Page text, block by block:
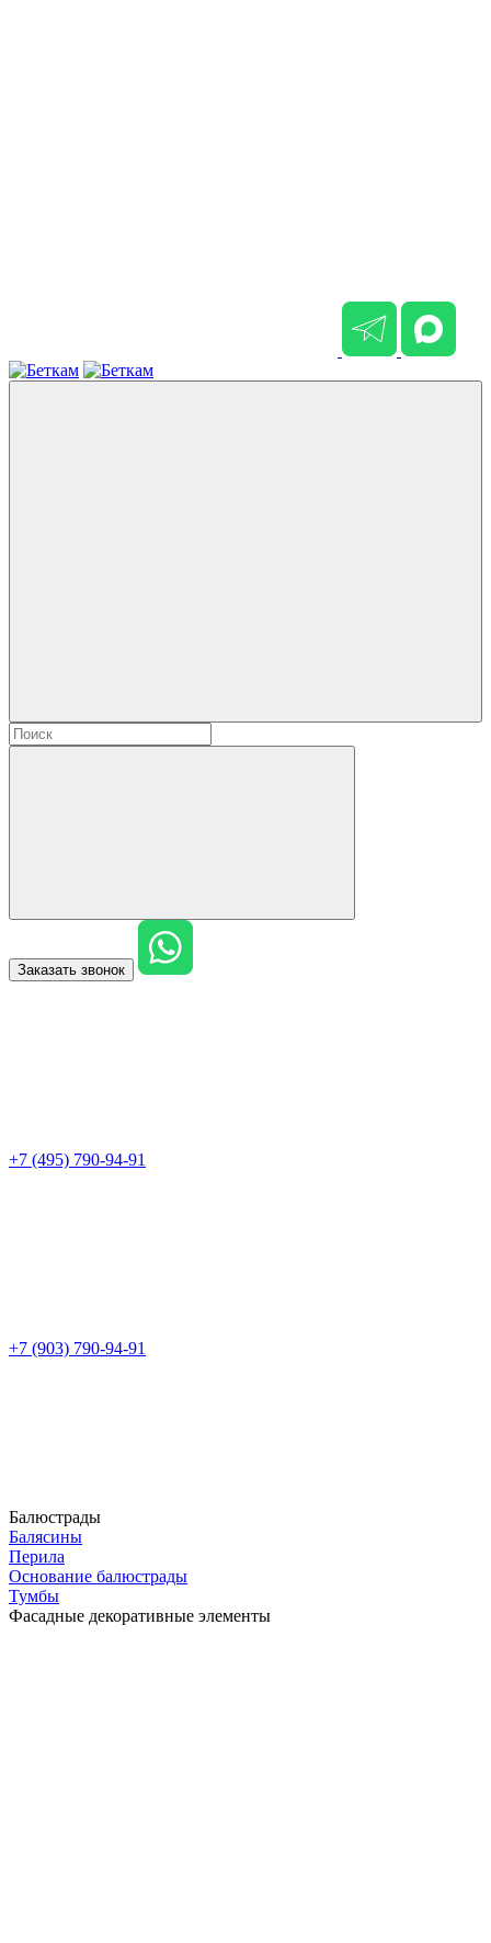
Заказать звонок
+7 (495) 790-94-91
+7 (903) 790-94-91
Балюстрады
Балясины
Перила
Основание балюстрады
Тумбы
Фасадные декоративные элементы